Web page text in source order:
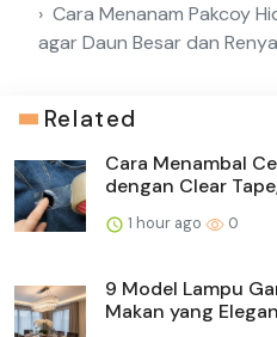
Cara Menanam Pakcoy
agar Daun Besar dan
Related
Cara Menambal
dengan Clear
1 hour ago 0
9 Model Lampu
Makan yang